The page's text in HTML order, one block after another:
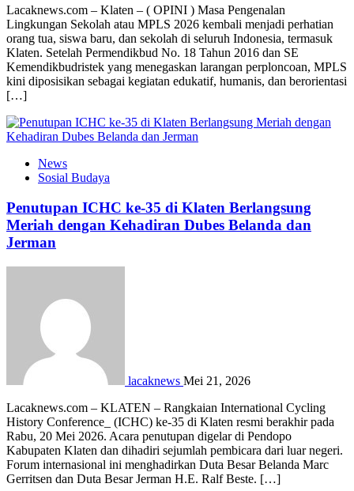
Lacaknews.com – Klaten – ( OPINI ) Masa Pengenalan
Lingkungan Sekolah atau MPLS 2026 kembali menjadi perhatian
orang tua, siswa baru, dan sekolah di seluruh Indonesia, termasuk
Klaten. Setelah Permendikbud No. 18 Tahun 2016 dan SE
Kemendikbudristek yang menegaskan larangan perploncoan, MPLS
kini diposisikan sebagai kegiatan edukatif, humanis, dan berorientasi
[…]
News
Sosial Budaya
Penutupan ICHC ke-35 di Klaten Berlangsung
Meriah dengan Kehadiran Dubes Belanda dan
Jerman
lacaknews Mei 21, 2026
Lacaknews.com – KLATEN – Rangkaian International Cycling
History Conference_ (ICHC) ke-35 di Klaten resmi berakhir pada
Rabu, 20 Mei 2026. Acara penutupan digelar di Pendopo
Kabupaten Klaten dan dihadiri sejumlah pembicara dari luar negeri.
Forum internasional ini menghadirkan Duta Besar Belanda Marc
Gerritsen dan Duta Besar Jerman H.E. Ralf Beste. […]